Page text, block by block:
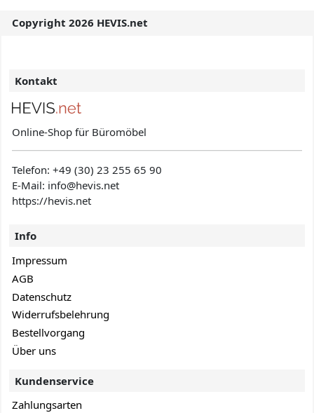
Copyright 2026 HEVIS.net
Kontakt
Online-Shop für Büromöbel
Telefon:+49 (30) 23 255 65 90
E-Mail: info@hevis.net
https://hevis.net
Info
Impressum
AGB
Datenschutz
Widerrufsbelehrung
Bestellvorgang
Über uns
Kundenservice
Zahlungsarten